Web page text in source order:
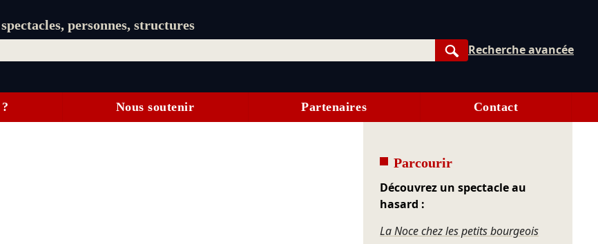
personnes, structures
Rechercher
Recherche avancée
Nous soutenir Partenaires Contact
Parcourir
Découvrez un spectacle au
hasard :
La Noce chez les petits bourgeois